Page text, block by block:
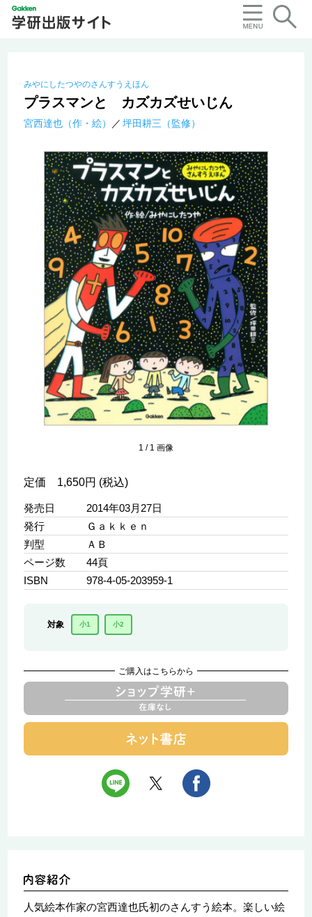
みやにしたつやのさんすうえほん
プラスマンと カズカズせいじん
宮西達也（作・絵） 坪田耕三（監修）
1 / 1 画像
定価 1,650円 (税込)
発売日
2014年03月27日
発行
Ｇａｋｋｅｎ
判型
ＡＢ
ページ数
44頁
ISBN
978-4-05-203959-1
対象 小1 小2
ご購入はこちらから
人気絵本作家の宮西達也氏初のさんすう絵本。楽しい絵